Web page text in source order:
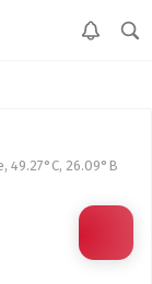
49.27°С, 26.09°В